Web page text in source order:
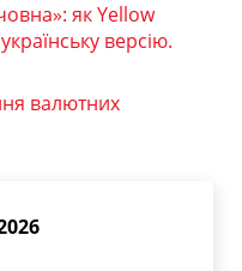
як Yellow
версію.
валютних